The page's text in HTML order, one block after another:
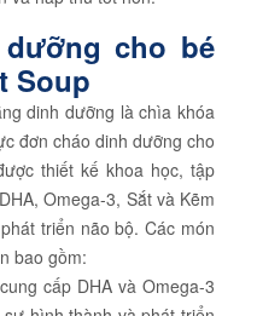
cho bé
Soup
dinh dưỡng là chìa khóa
đơn cháo dinh dưỡng cho
thiết kế khoa học, tập
Omega-3, Sắt và Kẽm
triển não bộ. Các món
bao gồm:
cấp DHA và Omega-3